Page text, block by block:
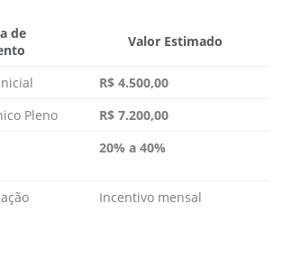
de
Valor Estimado
R$ 4.500,00
Pleno
R$ 7.200,00
20% a 40%
Incentivo mensal